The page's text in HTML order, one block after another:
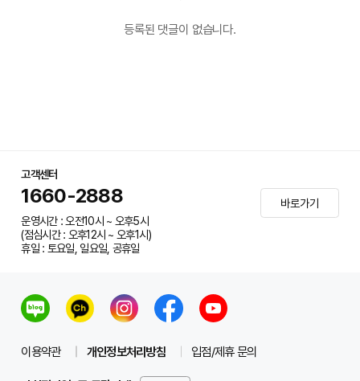
등록된 댓글이 없습니다.
고객센터
1660-2888
운영시간 : 오전10시 ~ 오후5시
(점심시간 : 오후12시 ~ 오후1시)
휴일 : 토요일, 일요일, 공휴일
바로가기
이용약관 개인정보처리방침 입점/제휴 문의